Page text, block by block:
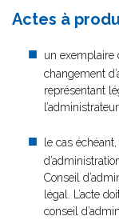
Actes à
un exemplaire
changement
représentant
le cas
Conseil
légal. L’acte
conseil